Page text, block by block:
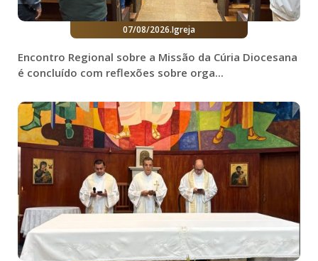
07/08/2026.Igreja
Encontro Regional sobre a Missão da Cúria Diocesana
é concluído com reflexões sobre orga...